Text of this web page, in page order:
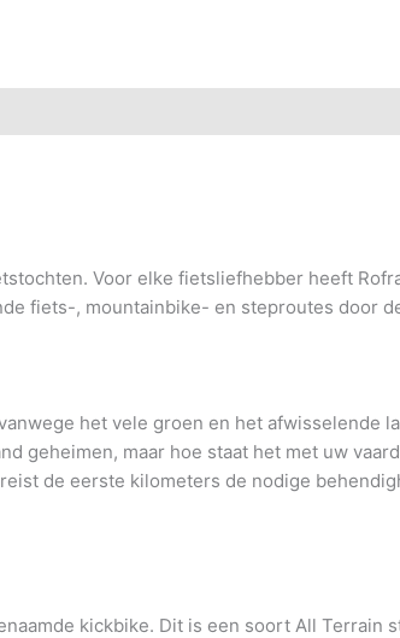
Voor elke fietsliefhebber heeft
fiets-, mountainbike- en steproutes door
het vele groen en het afwisselende
geheimen, maar hoe staat het met uw
de eerste kilometers de nodige
kickbike. Dit is een soort All Terrain